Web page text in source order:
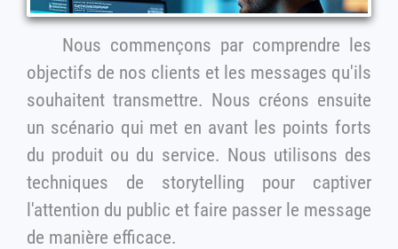
Nous commençons par comprendre les
objectifs de nos clients et les messages qu'ils
souhaitent transmettre. Nous créons ensuite
un scénario qui met en avant les points forts
du produit ou du service. Nous utilisons des
techniques de storytelling pour captiver
l'attention du public et faire passer le message
de manière efficace.